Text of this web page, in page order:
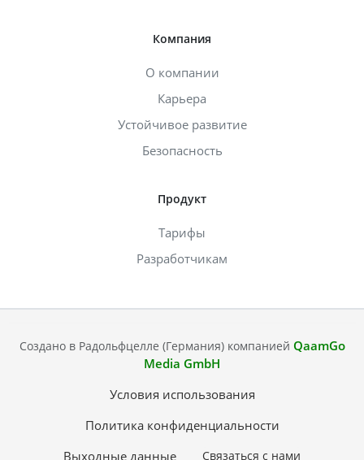
Компания
О компании
Карьера
Устойчивое развитие
Безопасность
Продукт
Тарифы
Разработчикам
Создано в Радольфцелле (Германия) компанией QaamGo
Media GmbH
Условия использования
Политика конфиденциальности
Выходные данные
Связаться с нами